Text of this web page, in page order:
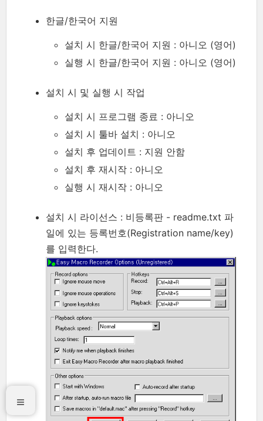
한글/한국어 지원
설치 시 한글/한국어 지원 : 아니오 (영어)
실행 시 한글/한국어 지원 : 아니오 (영어)
설치 시 및 실행 시 작업
설치 시 프로그램 종료 : 아니오
설치 시 툴바 설치 : 아니오
설치 후 업데이트 : 지원 안함
설치 후 재시작 : 아니오
실행 시 재시작 : 아니오
설치 시 라이선스 : 비등록판 - readme.txt 파
일에 있는 등록번호(Registration name/key)
를 입력한다.